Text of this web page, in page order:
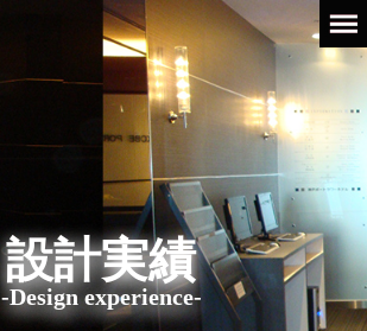
設計実績
-Design experience-